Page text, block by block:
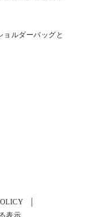
ルダーバッグと
表示